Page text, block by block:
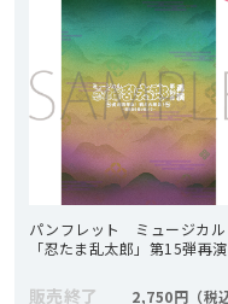
パンフレット ミュージカル
「忍たま乱太郎」第15弾再演
販売終了 2,750円